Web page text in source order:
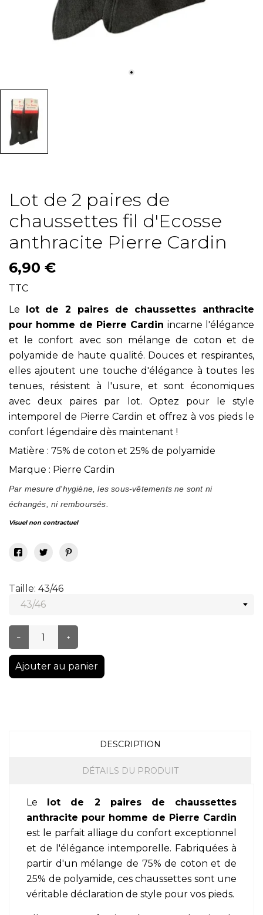
Lot de 2 paires de
chaussettes fil d'Ecosse
anthracite Pierre Cardin
6,90 €
TTC
Le
lot de 2 paires de chaussettes anthracite
pour homme de Pierre Cardin incarne l'élégance
et le confort avec son mélange de coton et de
polyamide de haute qualité. Douces et respirantes,
elles ajoutent une touche d'élégance à toutes les
tenues, résistent à l'usure, et sont économiques
avec deux paires par lot. Optez pour le style
intemporel de Pierre Cardin et offrez à vos pieds le
confort légendaire dès maintenant !
Matière : 75% de coton et 25% de polyamide
Marque : Pierre Cardin
Par mesure d'hygiène, les sous-vêtements ne sont ni
échangés, ni remboursés.
Visuel non contractuel
Taille: 43/46
– +
Ajouter au panier
DESCRIPTION
DÉTAILS DU PRODUIT
Le
lot de 2 paires de chaussettes
anthracite pour homme de Pierre Cardin
est le parfait alliage du confort exceptionnel
et de l'élégance intemporelle. Fabriquées à
partir d'un mélange de 75% de coton et de
25% de polyamide, ces chaussettes sont une
véritable déclaration de style pour vos pieds.